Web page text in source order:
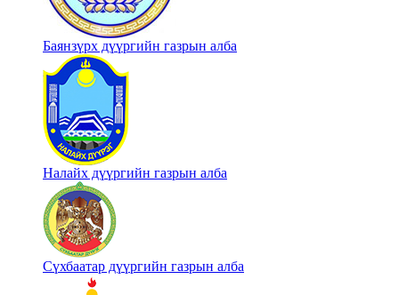
Баянзүрх дүүргийн газрын алба
Налайх дүүргийн газрын алба
Сүхбаатар дүүргийн газрын алба